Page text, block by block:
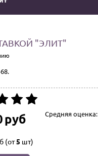
"ЭЛИТ"
Средняя оценка:
руб
(от5 шт)